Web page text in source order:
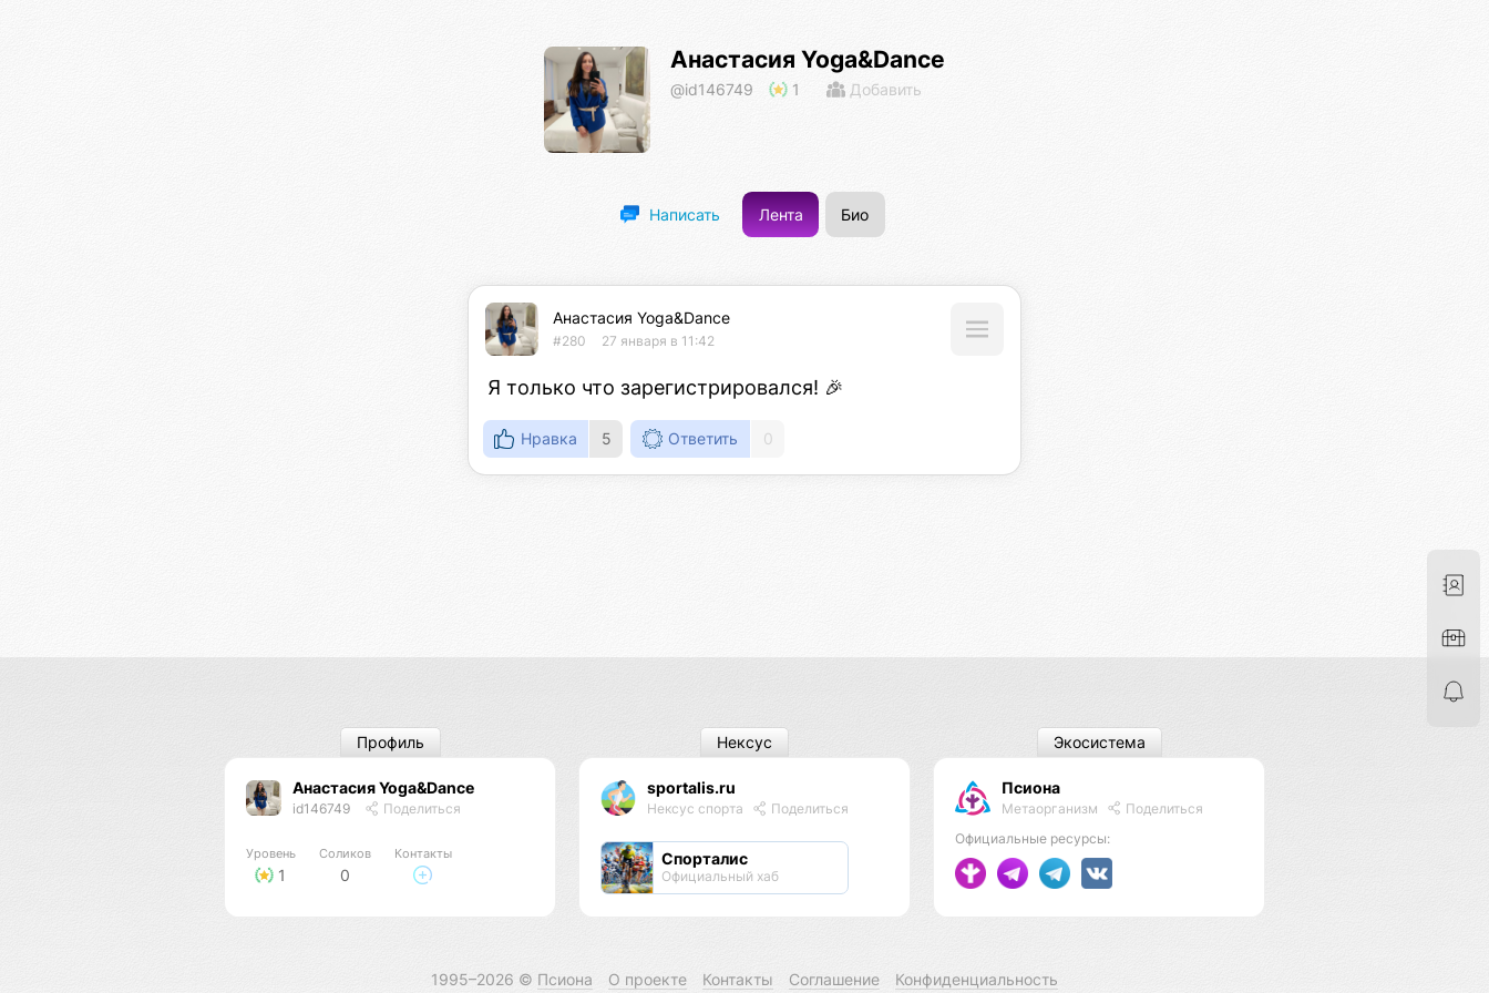
Анастасия Yoga&Dance
@id146749 1 Добавить
Написать Лента Био
Анастасия Yoga&Dance
#280 27 января в 11:42
Я только что зарегистрировался! 🎉
Нравка 5 Ответить 0
Анастасия Yoga&Dance
id146749 Поделиться
Уровень
1
Соликов
0
Контакты
Профиль
sportalis.ru
Нексус спорта Поделиться
Спорталис
Официальный хаб
Нексус
Псиона
Метаорганизм
Поделиться
Официальные ресурсы:
Экосистема
1995–2026 © Псиона О проекте Контакты Соглашение Конфиденциальность